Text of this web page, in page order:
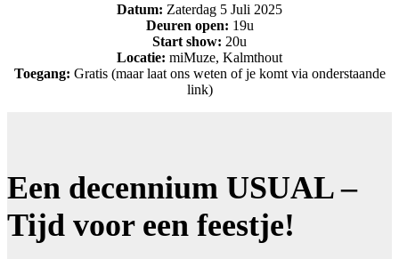
Datum: Zaterdag 5 Juli 2025
Deuren open: 19u
Start show: 20u
Locatie: miMuze, Kalmthout
Toegang: Gratis (maar laat ons weten of je komt via onderstaande
link)
Een decennium USUAL –
Tijd voor een feestje!